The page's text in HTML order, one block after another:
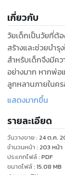
เกี่ยวกับ
วัยเด็กเป็นวัยที่ต้อ
สร้างและช่วยบำรุ
สำหรับเด็กจึงมีค
อย่างมาก หากพ่อ
ลูกหลานภายในค
เติบโตสมวัยตามไ
รวบรวมสูตรในกา
อธิบายรายละเอีย
สูตรต่าง ๆ เอาไว้
ท่านผู้อ่านจะได้มีห
ประทานเองกับลูก
แสดงมากขึ้น
รายละเอียด
วันวางขาย : 24 ต.ค.
จำนวนหน้า : 203 หน้า
ประเภทไฟล์: PDF
ขนาดไฟล์: 15.08 MB